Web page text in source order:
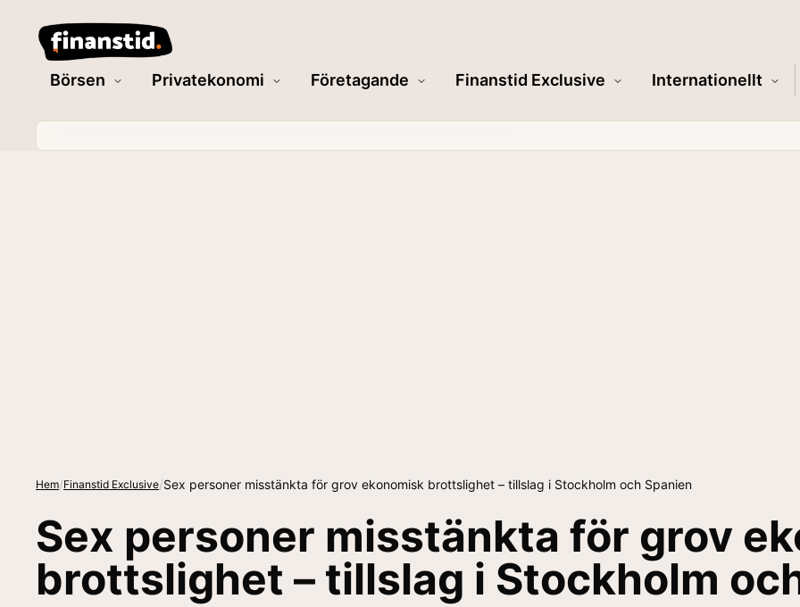
Börsen Privatekonomi Företagande Finanstid Exclusive Internationellt
Hem/Finanstid Exclusive/Sex personer misstänkta för grov ekonomisk brottslighet – tillslag i Stockholm och Spanien
Sex personer misstänkta för grov
brottslighet – tillslag i Stockholm